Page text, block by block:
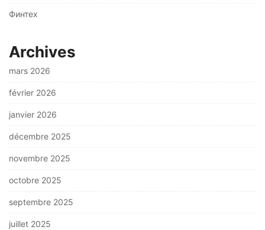
Финтех
Archives
mars 2026
février 2026
janvier 2026
décembre 2025
novembre 2025
octobre 2025
septembre 2025
juillet 2025